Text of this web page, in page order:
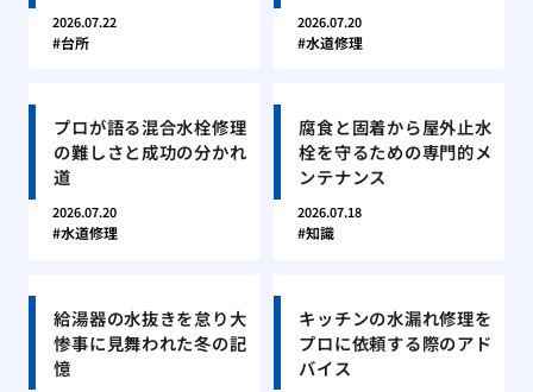
2026.07.22
台所
2026.07.20
水道修理
プロが語る混合水栓修理
の難しさと成功の分かれ
道
2026.07.20
水道修理
腐食と固着から屋外止水
栓を守るための専門的メ
ンテナンス
2026.07.18
知識
給湯器の水抜きを怠り大
惨事に見舞われた冬の記
憶
キッチンの水漏れ修理を
プロに依頼する際のアド
バイス